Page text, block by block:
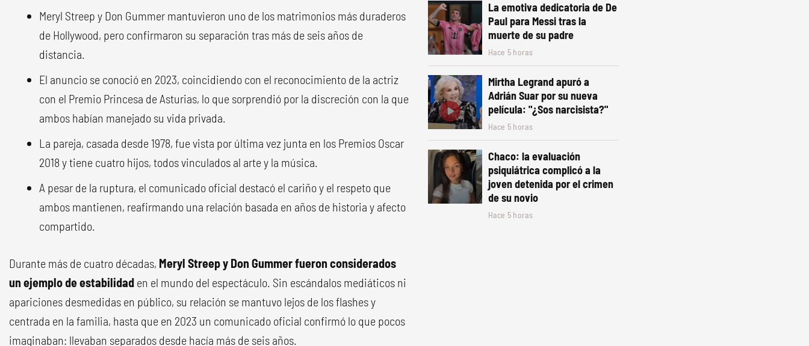
Meryl Streep y Don Gummer mantuvieron uno de los matrimonios más duraderos
de Hollywood, pero confirmaron su separación tras más de seis años de
distancia.
El anuncio se conoció en 2023, coincidiendo con el reconocimiento de la actriz
con el Premio Princesa de Asturias, lo que sorprendió por la discreción con la que
ambos habían manejado su vida privada.
La pareja, casada desde 1978, fue vista por última vez junta en los Premios Oscar
2018 y tiene cuatro hijos, todos vinculados al arte y la música.
A pesar de la ruptura, el comunicado oficial destacó el cariño y el respeto que
ambos mantienen, reafirmando una relación basada en años de historia y afecto
compartido.
Durante más de cuatro décadas, Meryl Streep y Don Gummer fueron considerados
un ejemplo de estabilidad en el mundo del espectáculo. Sin escándalos mediáticos ni
apariciones desmedidas en público, su relación se mantuvo lejos de los flashes y
centrada en la familia, hasta que en 2023 un comunicado oficial confirmó lo que pocos
imaginaban: llevaban separados desde hacía más de seis años.
La emotiva dedicatoria de De
Paul para Messi tras la
muerte de su padre
Hace 5 horas
Mirtha Legrand apuró a
Adrián Suar por su nueva
película: "¿Sos narcisista?"
Hace 5 horas
Chaco: la evaluación
psiquiátrica complicó a la
joven detenida por el crimen
de su novio
Hace 5 horas